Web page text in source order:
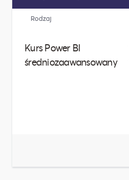
Rodzaj
Kurs Power BI
średniozaawansowany